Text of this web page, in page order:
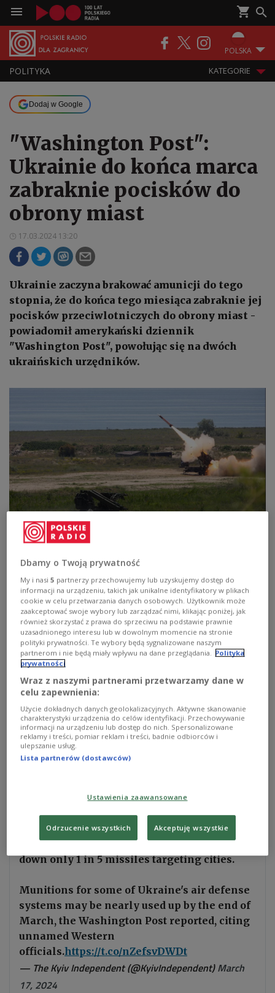
POLSKA
POLITYKA KATEGORIE
Dodaj w Google
"Washington Post":
Ukrainie do końca marca
zabraknie pocisków do
obrony miast
17.03.2024 13:20
Ukrainie zaczyna brakować amunicji do tego
stopnia, że do końca tego miesiąca zabraknie jej
pocisków przeciwlotniczych do obrony miast -
powiadomił amerykański dziennik
"Washington Post", powołując się na dwóch
ukraińskich urzędników.
"Młodzi mężczyźni boją się, że zostaną zmobilizowani tylko po to, by
na pięć rosyjskich pocisków, jak dzieje się obecnie,
Ukraina wkrótce będzie musiała ograniczyć
aktywność systemów obrony powietrznej do
zestrzeliwania tylko jednego na pięć - a to będzie
miało "znaczący wpływ na ukraińskie ośrodki
miejskie". Urzędnicy przekazali to ostrzeżenie
amerykańskiej gazecie w lutym, podczas
Monachijskiej Konferencji Bezpieczeństwa.
"Washington Post" przytoczył również opinię
wysokiego rangą doradcy prezydenta Ukrainy
Wołodymyra Zełenskiego, który ostrzegł, że - w
istnieje duże prawdopodobieństwo znacznych
⚡️WP: Ukraine may be soon forced to aim to
down only 1 in 5 missiles targeting cities.
Munitions for some of Ukraine's air defense
systems may be nearly used up by the end of
March, the Washington Post reported, citing
unnamed Western
officials.https://t.co/nZefsvDWDt
— The Kyiv Independent (@KyivIndependent)March
17, 2024
Dbamy o Twoją prywatność
My i nasi5 partnerzy przechowujemy lub uzyskujemy dostęp do
informacji na urządzeniu, takich jak unikalne identyfikatory w plikach
cookie w celu przetwarzania danych osobowych. Użytkownik może
zaakceptować swoje wybory lub zarządzać nimi, klikając poniżej, jak
również skorzystać z prawa do sprzeciwu na podstawie prawnie
uzasadnionego interesu lub w dowolnym momencie na stronie
polityki prywatności. Te wybory będą sygnalizowane naszym
partnerom i nie będą miały wpływu na dane przeglądania. Polityka
prywatności
Wraz z naszymi partnerami przetwarzamy dane w
celu zapewnienia:
Użycie dokładnych danych geolokalizacyjnych. Aktywne skanowanie
charakterystyki urządzenia do celów identyfikacji. Przechowywanie
informacji na urządzeniu lub dostęp do nich. Spersonalizowane
reklamy i treści, pomiar reklam i treści, badnie odbiorców i
ulepszanie usług.
Lista partnerów (dostawców)
Ustawienia zaawansowane
Odrzucenie wszystkich Akceptuję wszystkie